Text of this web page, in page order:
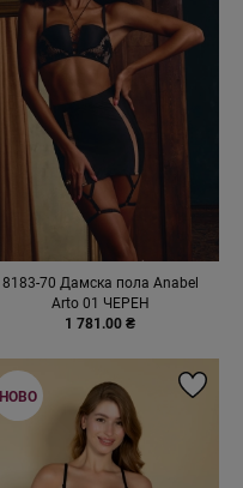
8183-70 Дамска пола Anabel
Arto 01 ЧЕРЕН
1 781.00 ₴
НОВО